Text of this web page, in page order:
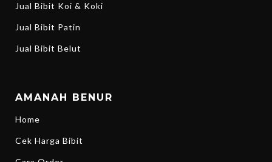
Jual Bibit Koi & Koki
Jual Bibit Patin
Jual Bibit Belut
AMANAH BENUR
Home
Cek Harga Bibit